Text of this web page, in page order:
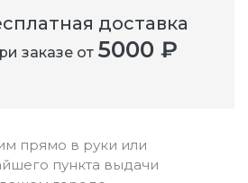
доставка
заказе от 5000 ₽
прямо в руки или
пункта выдачи